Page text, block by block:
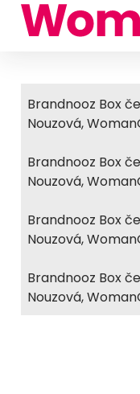
Brandnooz Box
Nouzová,
Brandnooz Box
Nouzová,
Brandnooz Box
Nouzová,
Brandnooz Box
Nouzová,